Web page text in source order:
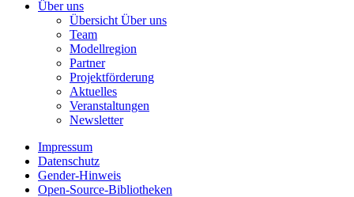
Über uns
Übersicht Über uns
Team
Modellregion
Partner
Projektförderung
Aktuelles
Veranstaltungen
Newsletter
Impressum
Datenschutz
Gender-Hinweis
Open-Source-Bibliotheken